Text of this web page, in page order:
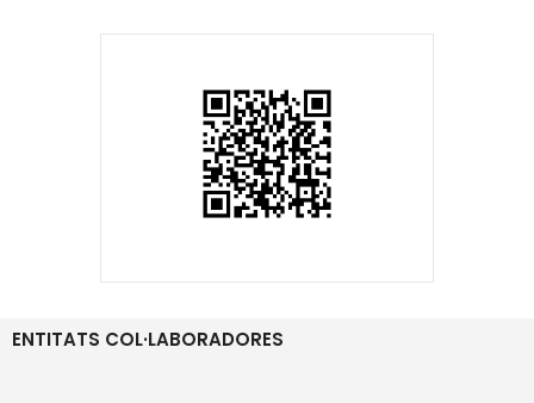
ENTITATS COL·LABORADORES